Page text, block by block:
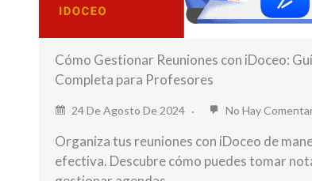
Cómo Gestionar Reuniones con iDoceo:
Completa para Profesores
24 De Agosto De 2024 No Hay
Organiza tus reuniones con iDoceo de
efectiva. Descubre cómo puedes tomar